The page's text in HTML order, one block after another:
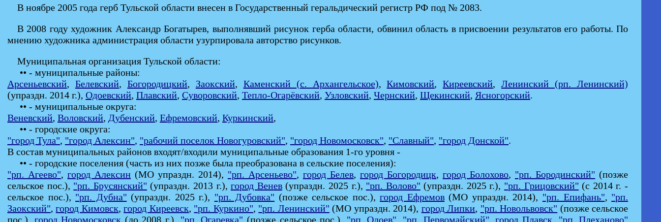
В ноябре 2005 года герб Тульской области внесен в Государственный геральдический регистр РФ под № 2083.
В 2008 году художник Александр Богатырев, выполнявший рисунок герба области, обвинил область в присвоении результатов его работы. По
мнению художника администрация области узурпировала авторство рисунков.
Муниципальная организация Тульской области:
•• - муниципальные районы:
Арсеньевский, Белевский, Богородицкий, Заокский, Каменский (с. Архангельское),Кимовский,Киреевский,Ленинский (рп. Ленинский)
(упраздн. 2014 г.), Одоевский, Плавский, Суворовский, Тепло-Огарёвский, Узловский, Чернский, Щекинский, Ясногорский.
•• - муниципальные округа:
Веневский, Воловский, Дубенский, Ефремовский, Куркинский,
•• - городские округа:
"город Тула", "город Алексин", "рабочий поселок Новогуровский", "город Новомосковск", "Славный", "город Донской".
В состав муниципальных районов входят/входили муниципальные образования 1-го уровня -
•• - городские поселения (часть из них позже была преобразована в сельские поселения):
"рп. Агеево", город Алексин (МО упраздн. 2014), "рп. Арсеньево", город Белев, город Богородицк, город Болохово, "рп. Бородинский" (позже
сельское пос.), "рп. Брусянский" (упраздн. 2013 г.),город Венев(упраздн. 2025 г.), "рп. Волово" (упраздн. 2025 г.), "рп. Грицовский" (с 2014 г. -
сельское пос.), "рп. Дубна" (упраздн. 2025 г.), "рп. Дубовка" (позже сельское пос.),город Ефремов(МО упраздн. 2014), "рп. Епифань", "рп.
Заокский",город Кимовск,город Киреевск, "рп. Куркино", "рп. Ленинский" (МО упраздн. 2014), город Липки, "рп. Новольвовск" (позже сельское
пос.), город Новомосковск (до 2008 г.), "рп. Огаревка" (позже сельское пос.), "рп. Одоев" "рп. Первомайский" ,город Плавск "рп. Плеханово"